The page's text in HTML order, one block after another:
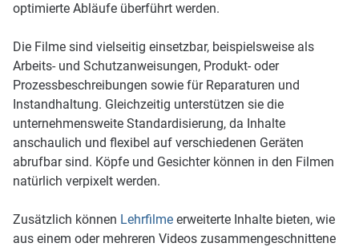
optimierte Abläufe überführt werden.
Die Filme sind vielseitig einsetzbar, beispielsweise als
Arbeits- und Schutzanweisungen, Produkt- oder
Prozessbeschreibungen sowie für Reparaturen und
Instandhaltung. Gleichzeitig unterstützen sie die
unternehmensweite Standardisierung, da Inhalte
anschaulich und flexibel auf verschiedenen Geräten
abrufbar sind. Köpfe und Gesichter können in den Filmen
natürlich verpixelt werden.
Zusätzlich können Lehrfilmeerweiterte Inhalte bieten, wie
aus einem oder mehreren Videos zusammengeschnittene